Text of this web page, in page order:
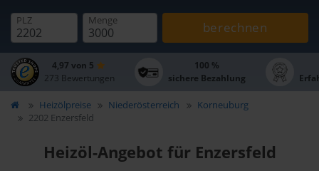
PLZ Menge berechnen
4,97 von 5
273 Bewertungen
100 %
sichere Bezahlung
Heizölpreise Niederösterreich
Korneuburg
2202 Enzersfeld
Heizöl-Angebot für Enzersfeld